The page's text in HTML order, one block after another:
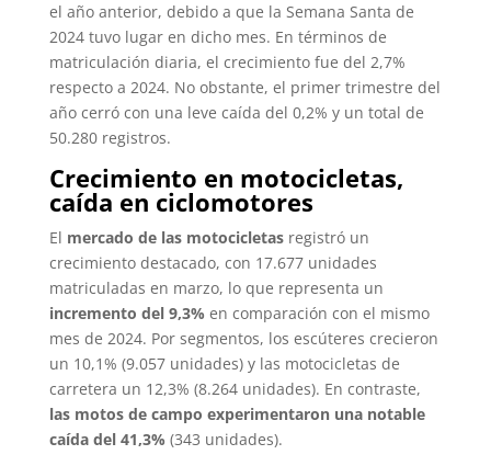
el año anterior, debido a que la Semana Santa de
2024 tuvo lugar en dicho mes. En términos de
matriculación diaria, el crecimiento fue del 2,7%
respecto a 2024. No obstante, el primer trimestre del
año cerró con una leve caída del 0,2% y un total de
50.280 registros.
Crecimiento en motocicletas,
caída en ciclomotores
El mercado de las motocicletasregistró un
crecimiento destacado, con 17.677 unidades
matriculadas en marzo, lo que representa un
incremento del 9,3% en comparación con el mismo
mes de 2024. Por segmentos, los escúteres crecieron
un 10,1% (9.057 unidades) y las motocicletas de
carretera un 12,3% (8.264 unidades). En contraste,
las motos de campo experimentaron una notable
caída del 41,3% (343 unidades).